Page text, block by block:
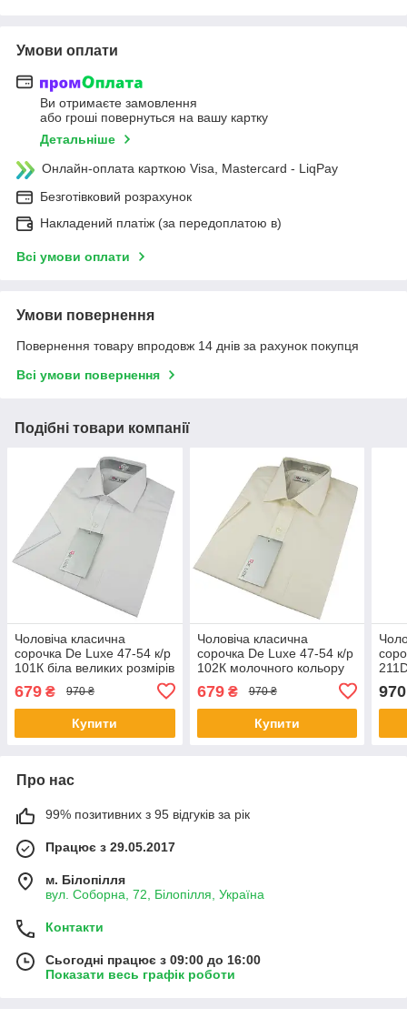
Умови оплати
Ви отримаєте замовлення
або гроші повернуться на вашу картку
Детальніше
Онлайн-оплата карткою Visa, Mastercard - LiqPay
Безготівковий розрахунок
Накладений платіж (за передоплатою в)
Всі умови оплати
Умови повернення
Повернення товару впродовж 14 днів за рахунок покупця
Всі умови повернення
Подібні товари компанії
Чоловіча класична
сорочка De Luxe 47-54 к/р
101К біла великих розмірів
679 ₴ 970 ₴
Купити
Чоловіча класична
сорочка De Luxe 47-54 к/р
102К молочного кольору
679₴ 970 ₴
Купити
970
Про нас
99% позитивних з 95 відгуків за рік
Працює з 29.05.2017
м. Білопілля
вул. Соборна, 72, Білопілля, Україна
Контакти
Сьогодні працює з 09:00 до 16:00
Показати весь графік роботи